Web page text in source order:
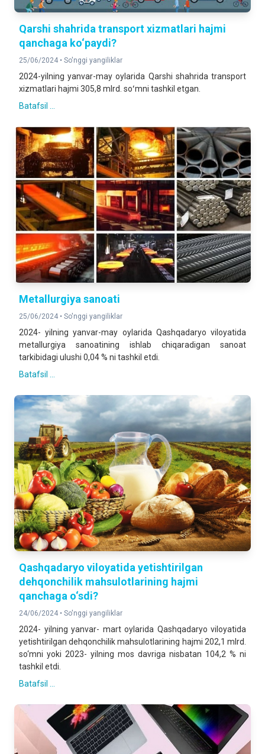
Qarshi shahrida transport xizmatlari hajmi
qanchaga ko‘paydi?
25/06/2024 • So'nggi yangiliklar
2024-yilning yanvar-may oylarida Qarshi shahrida transport
xizmatlari hajmi 305,8 mlrd. soʻmni tashkil etgan.
Batafsil ...
Metallurgiya sanoati
25/06/2024 • So'nggi yangiliklar
2024- yilning yanvar-may oylarida Qashqadaryo viloyatida
metallurgiya sanoatining ishlab chiqaradigan sanoat
tarkibidagi ulushi 0,04 % ni tashkil etdi.
Batafsil ...
Qashqadaryo viloyatida yetishtirilgan
dehqonchilik mahsulotlarining hajmi
qanchaga o‘sdi?
24/06/2024 • So'nggi yangiliklar
2024- yilning yanvar- mart oylarida Qashqadaryo viloyatida
yetishtirilgan dehqonchilik mahsulotlarining hajmi 202,1 mlrd.
so‘mni yoki 2023- yilning mos davriga nisbatan 104,2 % ni
tashkil etdi.
Batafsil ...